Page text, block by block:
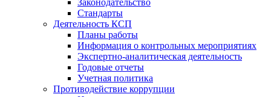
Законодательство
Стандарты
Деятельность КСП
Планы работы
Информация о контрольных мероприятиях
Экспертно-аналитическая деятельность
Годовые отчеты
Учетная политика
Противодействие коррупции